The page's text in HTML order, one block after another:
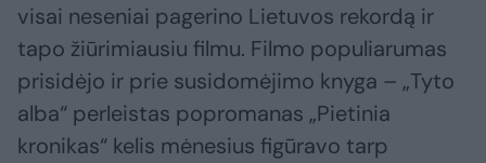
visai neseniai pagerino Lietuvos rekordą ir
tapo žiūrimiausiu filmu. Filmo populiarumas
prisidėjo ir prie susidomėjimo knyga – „Tyto
alba“ perleistas popromanas „Pietinia
kronikas“ kelis mėnesius figūravo tarp